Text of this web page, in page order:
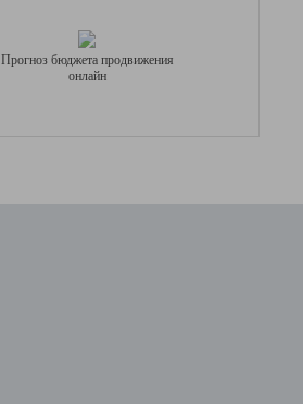
Прогноз бюджета продвижения
онлайн